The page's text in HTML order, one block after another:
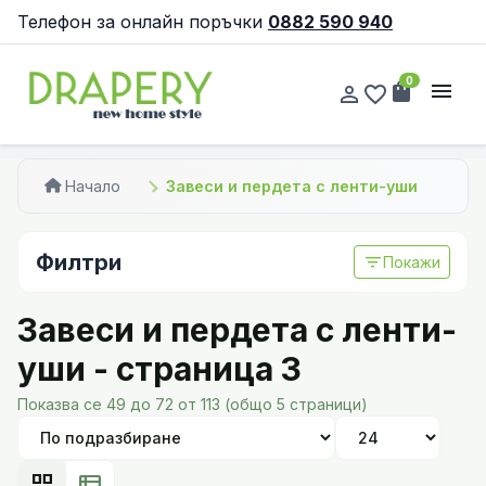
Телефон за онлайн поръчки 0882 590 940
person_outline favorite_border shopping_bag
0 menu
Начало Завеси и пердета с ленти-уши
Филтри filter_listПокажи
Завеси и пердета с ленти-
уши - страница 3
Показва се 49 до 72 от 113 (общо 5 страници)